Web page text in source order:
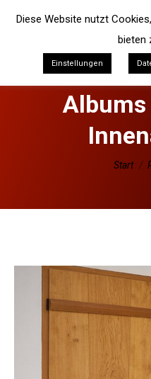
Sie
Start
Diese Website nutzt
bieten
Einstellungen